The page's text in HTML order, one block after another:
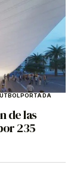
PORTADA
de las
235